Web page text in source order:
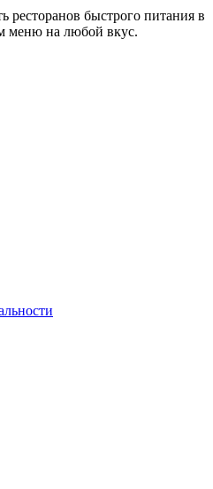
ресторанов быстрого питания в
меню на любой вкус.